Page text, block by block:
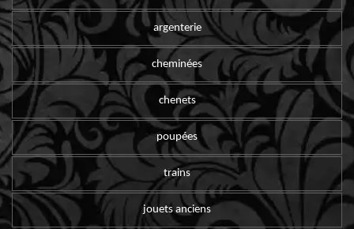
argenterie
cheminées
chenets
poupées
trains
jouets anciens